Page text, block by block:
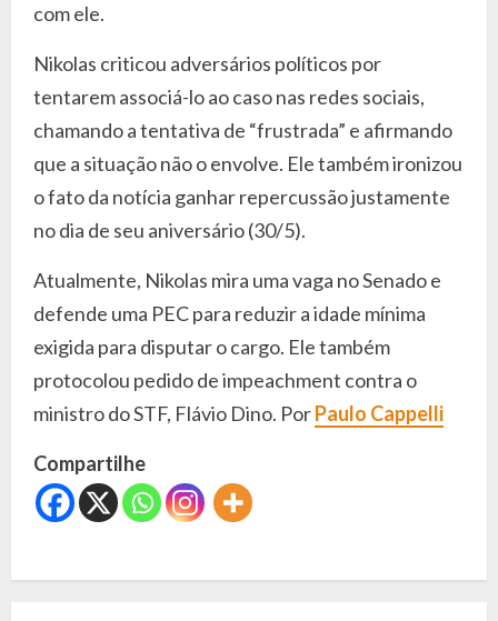
com ele.
Nikolas criticou adversários políticos por
tentarem associá-lo ao caso nas redes sociais,
chamando a tentativa de “frustrada” e afirmando
que a situação não o envolve. Ele também ironizou
o fato da notícia ganhar repercussão justamente
no dia de seu aniversário (30/5).
Atualmente, Nikolas mira uma vaga no Senado e
defende uma PEC para reduzir a idade mínima
exigida para disputar o cargo. Ele também
protocolou pedido de impeachment contra o
ministro do STF, Flávio Dino. PorPaulo Cappelli
Compartilhe
C